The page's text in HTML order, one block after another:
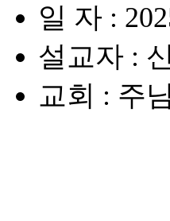
일 자 :
설교자 :
교회 : 주